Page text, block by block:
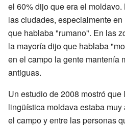
el 60% dijo que era el
las ciudades, especialmente
que hablaba "rumano". En las
la mayoría dijo que hablaba
en el campo la gente mantenía
antiguas.
Un estudio de 2008 mostró
lingüística moldava estaba
el campo y entre las personas